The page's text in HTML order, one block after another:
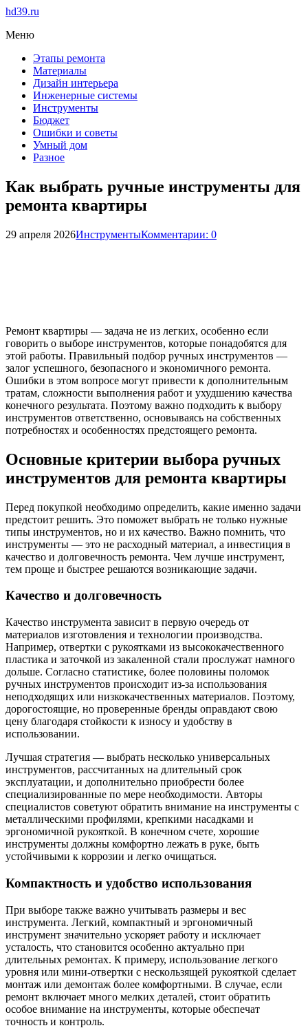
hd39.ru
Меню
Этапы ремонта
Материалы
Дизайн интерьера
Инженерные системы
Инструменты
Бюджет
Ошибки и советы
Умный дом
Разное
Как выбрать ручные инструменты для
ремонта квартиры
29 апреля 2026ИнструментыКомментарии: 0
Ремонт квартиры — задача не из легких, особенно если
говорить о выборе инструментов, которые понадобятся для
этой работы. Правильный подбор ручных инструментов —
залог успешного, безопасного и экономичного ремонта.
Ошибки в этом вопросе могут привести к дополнительным
тратам, сложности выполнения работ и ухудшению качества
конечного результата. Поэтому важно подходить к выбору
инструментов ответственно, основываясь на собственных
потребностях и особенностях предстоящего ремонта.
Основные критерии выбора ручных
инструментов для ремонта квартиры
Перед покупкой необходимо определить, какие именно задачи
предстоит решить. Это поможет выбрать не только нужные
типы инструментов, но и их качество. Важно помнить, что
инструменты — это не расходный материал, а инвестиция в
качество и долговечность ремонта. Чем лучше инструмент,
тем проще и быстрее решаются возникающие задачи.
Качество и долговечность
Качество инструмента зависит в первую очередь от
материалов изготовления и технологии производства.
Например, отвертки с рукоятками из высококачественного
пластика и заточкой из закаленной стали прослужат намного
дольше. Согласно статистике, более половины поломок
ручных инструментов происходит из-за использования
неподходящих или низкокачественных материалов. Поэтому,
дорогостоящие, но проверенные бренды оправдают свою
цену благодаря стойкости к износу и удобству в
использовании.
Лучшая стратегия — выбрать несколько универсальных
инструментов, рассчитанных на длительный срок
эксплуатации, и дополнительно приобрести более
специализированные по мере необходимости. Авторы
специалистов советуют обратить внимание на инструменты с
металлическими профилями, крепкими насадками и
эргономичной рукояткой. В конечном счете, хорошие
инструменты должны комфортно лежать в руке, быть
устойчивыми к коррозии и легко очищаться.
Компактность и удобство использования
При выборе также важно учитывать размеры и вес
инструмента. Легкий, компактный и эргономичный
инструмент значительно ускоряет работу и исключает
усталость, что становится особенно актуально при
длительных ремонтах. К примеру, использование легкого
уровня или мини-отвертки с нескользящей рукояткой сделает
монтаж или демонтаж более комфортными. В случае, если
ремонт включает много мелких деталей, стоит обратить
особое внимание на инструменты, которые обеспечат
точность и контроль.